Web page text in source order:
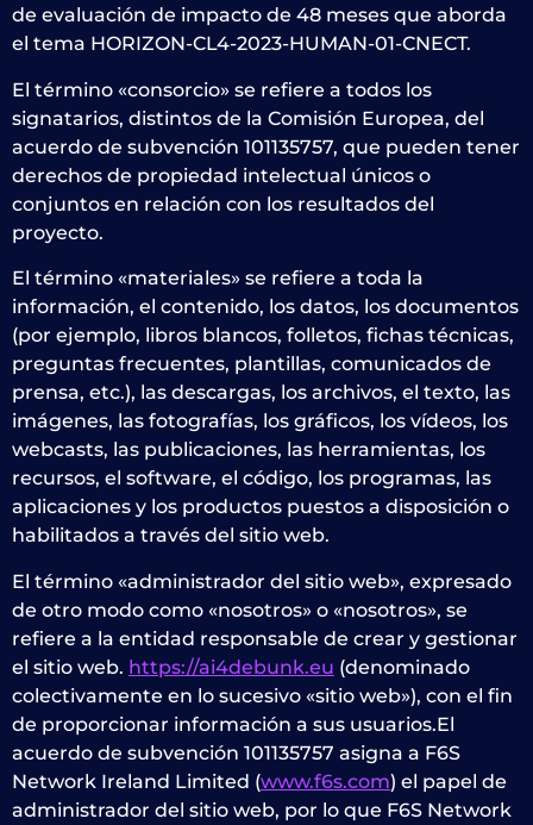
de evaluación de impacto de 48 meses que aborda
el tema HORIZON-CL4-2023-HUMAN-01-CNECT.
El término «consorcio» se refiere a todos los
signatarios, distintos de la Comisión Europea, del
acuerdo de subvención 101135757, que pueden tener
derechos de propiedad intelectual únicos o
conjuntos en relación con los resultados del
proyecto.
El término «materiales» se refiere a toda la
información, el contenido, los datos, los documentos
(por ejemplo, libros blancos, folletos, fichas técnicas,
preguntas frecuentes, plantillas, comunicados de
prensa, etc.), las descargas, los archivos, el texto, las
imágenes, las fotografías, los gráficos, los vídeos, los
webcasts, las publicaciones, las herramientas, los
recursos, el software, el código, los programas, las
aplicaciones y los productos puestos a disposición o
habilitados a través del sitio web.
El término «administrador del sitio web», expresado
de otro modo como «nosotros» o «nosotros», se
refiere a la entidad responsable de crear y gestionar
el sitio web. https://ai4debunk.eu (denominado
colectivamente en lo sucesivo «sitio web»), con el fin
de proporcionar información a sus usuarios.El
acuerdo de subvención 101135757 asigna a F6S
Network Ireland Limited (www.f6s.com) el papel de
administrador del sitio web, por lo que F6S Network